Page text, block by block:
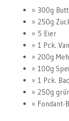
300g
250g
5 Eier
1 Pck.
200g
100g
1 Pck.
250g
Fondant-